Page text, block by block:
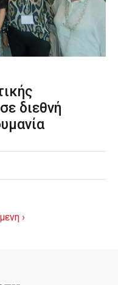
διεθνή
›